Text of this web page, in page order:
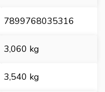
7899768035316
3,060 kg
3,540 kg